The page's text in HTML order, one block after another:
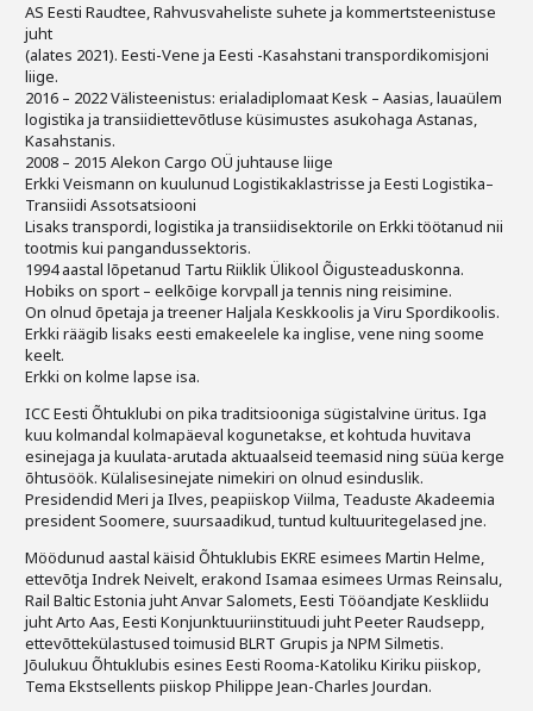
Oskusteave
Incoterms® 2020
Abimaterjalid
Projektid
AS Eesti Raudtee, Rahvusvaheliste suhete ja kommertsteenistuse
juht
(alates 2021). Eesti-Vene ja Eesti -Kasahstani transpordikomisjoni
liige.
2016 – 2022 Välisteenistus: erialadiplomaat Kesk – Aasias, lauaülem
logistika ja transiidiettevõtluse küsimustes asukohaga Astanas,
Kasahstanis.
2008 – 2015 Alekon Cargo OÜ juhtause liige
Erkki Veismann on kuulunud Logistikaklastrisse ja Eesti Logistika–
Transiidi Assotsatsiooni
Lisaks transpordi, logistika ja transiidisektorile on Erkki töötanud nii
tootmis kui pangandussektoris.
1994 aastal lõpetanud Tartu Riiklik Ülikool Õigusteaduskonna.
Hobiks on sport – eelkõige korvpall ja tennis ning reisimine.
On olnud õpetaja ja treener Haljala Keskkoolis ja Viru Spordikoolis.
Erkki räägib lisaks eesti emakeelele ka inglise, vene ning soome
keelt.
Erkki on kolme lapse isa.
ICC Eesti Õhtuklubi on pika traditsiooniga sügistalvine üritus. Iga
kuu kolmandal kolmapäeval kogunetakse, et kohtuda huvitava
esinejaga ja kuulata-arutada aktuaalseid teemasid ning süüa kerge
õhtusöök. Külalisesinejate nimekiri on olnud esinduslik.
Presidendid Meri ja Ilves, peapiiskop Viilma, Teaduste Akadeemia
president Soomere, suursaadikud, tuntud kultuuritegelased jne.
Möödunud aastal käisid Õhtuklubis EKRE esimees Martin Helme,
ettevõtja Indrek Neivelt, erakond Isamaa esimees Urmas Reinsalu,
Rail Baltic Estonia juht Anvar Salomets, Eesti Tööandjate Keskliidu
juht Arto Aas, Eesti Konjunktuuriinstituudi juht Peeter Raudsepp,
ettevõttekülastused toimusid BLRT Grupis ja NPM Silmetis.
Jõulukuu Õhtuklubis esines Eesti Rooma-Katoliku Kiriku piiskop,
Tema Ekstsellents piiskop Philippe Jean-Charles Jourdan.